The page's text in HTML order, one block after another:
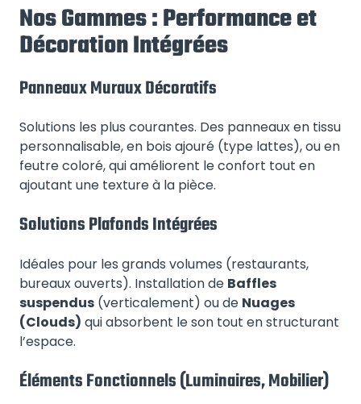
Nos Gammes : Performance et
Décoration Intégrées
Panneaux Muraux Décoratifs
Solutions les plus courantes. Des panneaux en tissu
personnalisable, en bois ajouré (type lattes), ou en
feutre coloré, qui améliorent le confort tout en
ajoutant une texture à la pièce.
Solutions Plafonds Intégrées
Idéales pour les grands volumes (restaurants,
bureaux ouverts). Installation de Baffles
suspendus (verticalement) ou de Nuages
(Clouds) qui absorbent le son tout en structurant
l’espace.
Éléments Fonctionnels (Luminaires, Mobilier)